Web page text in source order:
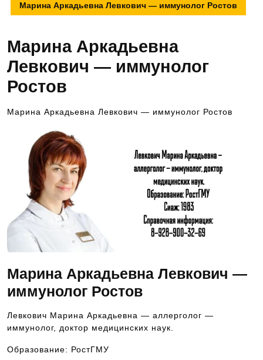
Марина Аркадьевна Левкович — иммунолог Ростов
Марина Аркадьевна
Левкович — иммунолог
Ростов
Марина Аркадьевна Левкович — иммунолог Ростов
Марина Аркадьевна Левкович —
иммунолог Ростов
Левкович Марина Аркадьевна — аллерголог —
иммунолог, доктор медицинских наук.
Образование: РостГМУ